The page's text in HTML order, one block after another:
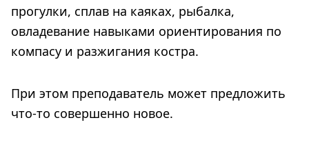
прогулки, сплав на каяках, рыбалка,
овладевание навыками ориентирования по
компасу и разжигания костра.
При этом преподаватель может предложить
что-то совершенно новое.